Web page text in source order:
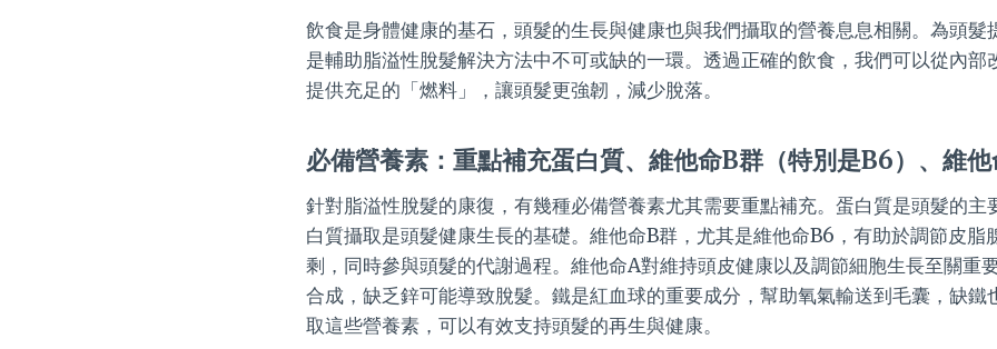
飲食是身體健康的基石，頭髮的生長與健康也與我們攝取的營養息息相關。為頭髮
是輔助脂溢性脫髮解決方法中不可或缺的一環。透過正確的飲食，我們可以從內部
提供充足的「燃料」，讓頭髮更強韌，減少脫落。
必備營養素：重點補充蛋白質、維他命B群（特別是B6）、維
針對脂溢性脫髮的康復，有幾種必備營養素尤其需要重點補充。蛋白質是頭髮的主
白質攝取是頭髮健康生長的基礎。維他命B群，尤其是維他命B6，有助於調節皮脂
剩，同時參與頭髮的代謝過程。維他命A對維持頭皮健康以及調節細胞生長至關重
合成，缺乏鋅可能導致脫髮。鐵是紅血球的重要成分，幫助氧氣輸送到毛囊，缺鐵
取這些營養素，可以有效支持頭髮的再生與健康。